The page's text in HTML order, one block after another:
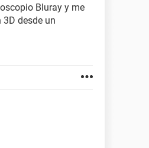
Bluray y me
desde un